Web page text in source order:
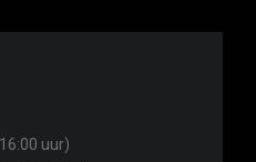
uur)